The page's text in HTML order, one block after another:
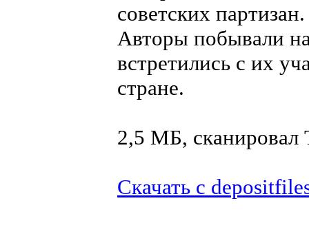
советских
Авторы побывали
встретились с их
стране.
2,5 МБ, сканировал
Скачать с